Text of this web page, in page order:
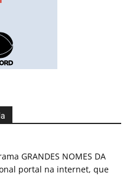
GRANDES NOMES DA
portal na internet, que